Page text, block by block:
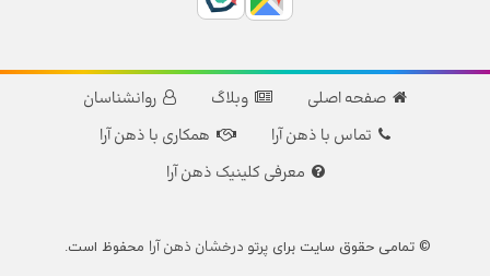
صفحه اصلی وبلاگ
روانشناسان
تماس با ذهن آرا
همکاری با ذهن آرا
معرفی کلینیک ذهن آرا
© تمامی حقوق سایت برایپرتو درخشان ذهن آرا محفوظ است.